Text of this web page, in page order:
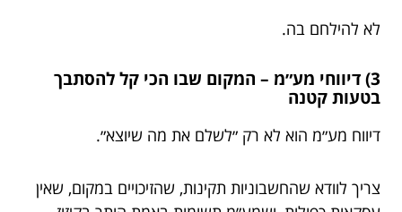
לא להילחם בה.
3) דיווחי מע״מ – המקום שבו הכי קל להסתבך
בטעות קטנה
דיווח מע״מ הוא לא רק ״לשלם את מה שיוצא״.
צריך לוודא שהחשבוניות תקינות, שהזיכויים במקום, שאין